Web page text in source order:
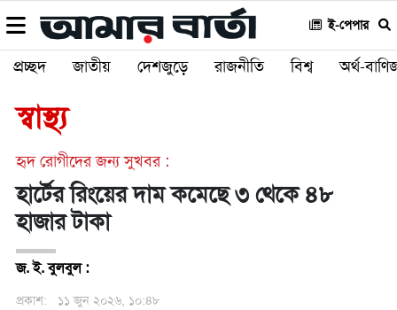
ই-পেপার
প্রচ্ছদ জাতীয় দেশজুড়ে রাজনীতি বিশ্ব অর্থ-
স্বাস্থ্য
হৃদ রোগীদের জন্য সুখবর :
হার্টের রিংয়ের দাম কমেছে ৩ থেকে ৪৮
হাজার টাকা
জ. ই. বুলবুল :
প্রকাশ: ১১ জুন ২০২৬, ১০:৪৮